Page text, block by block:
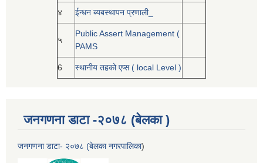
४ ईन्धन ब्यबस्थापन प्रणाली_
५
Public Assert Management (
PAMS
6 स्थानीय तहको एप्स ( local Level )
जनगणना डाटा -२०७८ (बेलका )
जनगणना डाटा- २०७८ (बेलका नगरपालिका)